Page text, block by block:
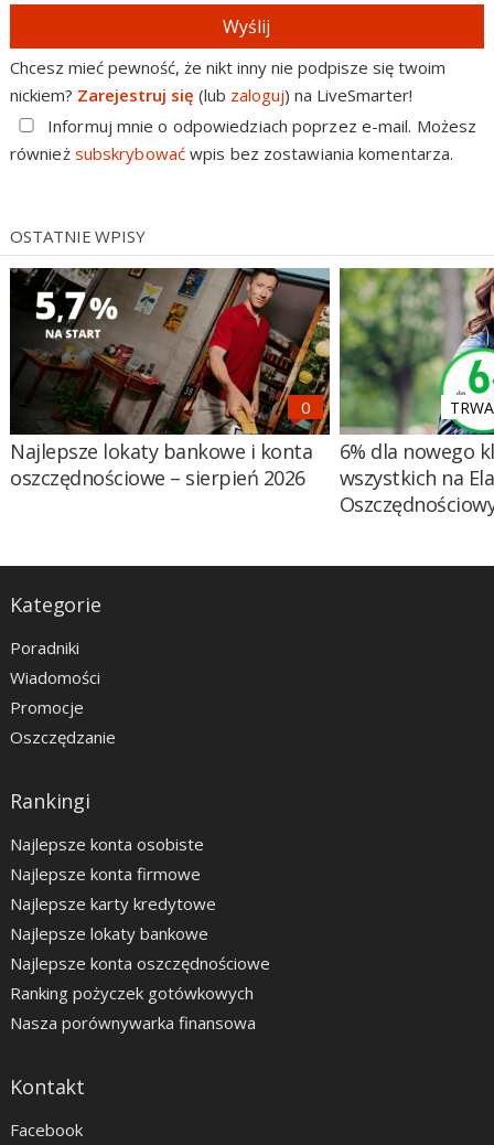
Wyślij
Chcesz mieć pewność, że nikt inny nie podpisze się twoim
nickiem? Zarejestruj się (lub zaloguj) na LiveSmarter!
Informuj mnie o odpowiedziach poprzez e-mail. Możesz
również subskrybowaćwpis bez zostawiania komentarza.
OSTATNIE WPISY
Najlepsze lokaty bankowe i konta
oszczędnościowe – sierpień 2026
6% dla nowego
wszystkich na
Kategorie
Poradniki
Wiadomości
Promocje
Oszczędzanie
Rankingi
Najlepsze konta osobiste
Najlepsze konta firmowe
Najlepsze karty kredytowe
Najlepsze lokaty bankowe
Najlepsze konta oszczędnościowe
Ranking pożyczek gotówkowych
Nasza porównywarka finansowa
Kontakt
Facebook